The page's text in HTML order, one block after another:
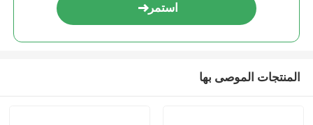
استمر
المنتجات الموصى بها